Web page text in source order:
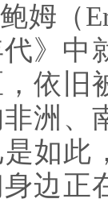
姆（
》中
依旧
洲、
如此
边正